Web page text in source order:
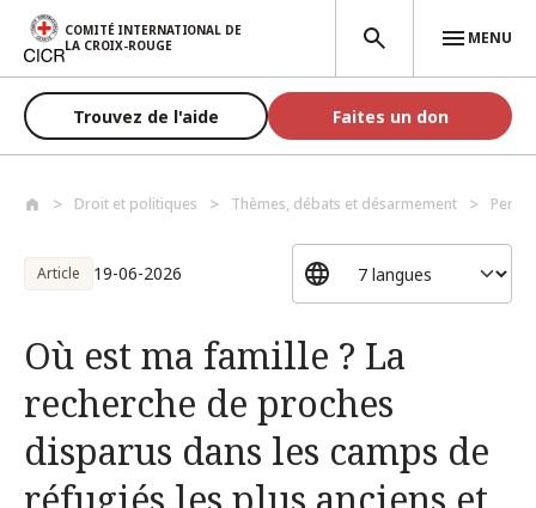
Aller au contenu principal
COMITÉ INTERNATIONAL DE
LA CROIX-ROUGE
MENU
Trouvez de l'aide Faites un don
Droit et politiques Thèmes, débats et désarmement
Article 19-06-2026
Où est ma famille ? La
recherche de proches
disparus dans les camps de